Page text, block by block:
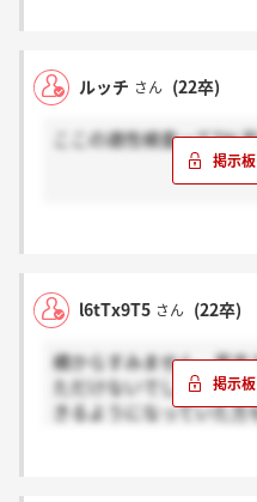
ルッチ さん (22卒)
ここの適性検査ってTAL
l6tTx9T5 さん (22卒)
横からすみません。差
ただけないでしょうか…
きるようになっていた